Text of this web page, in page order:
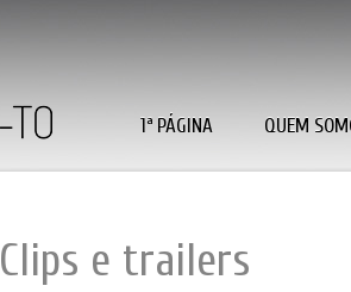
1ª PÁGINA QUEM
Clips e trailers